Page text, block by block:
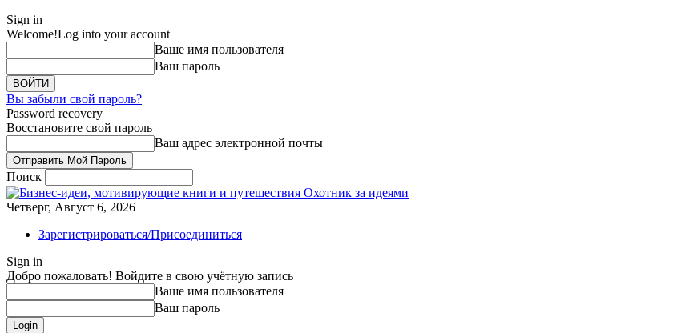
Sign in
Welcome!Log into your account
Ваше имя пользователя
Ваш пароль
Вы забыли свой пароль?
Password recovery
Восстановите свой пароль
Ваш адрес электронной почты
Поиск
Охотник за идеями
Четверг, Август 6, 2026
Зарегистрироваться/Присоединиться
Sign in
Добро пожаловать! Войдите в свою учётную запись
Ваше имя пользователя
Ваш пароль